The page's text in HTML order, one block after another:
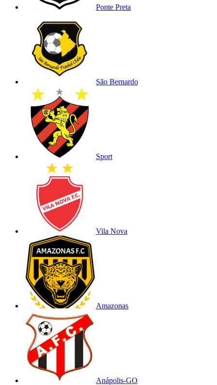
Ponte Preta
São Bernardo
Sport
Vila Nova
Amazonas
Anápolis-GO